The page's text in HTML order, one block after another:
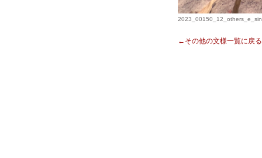
←その他の文様一覧に戻る